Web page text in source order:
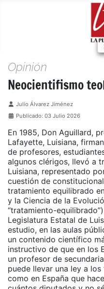
Opinión
Neocientifismo
Detalles
Julio Álvarez Jiménez
Publicado: 03 Julio 2026
En 1985, Don Aguillard,
Lafayette, Luisiana,
de profesores,
algunos clérigos, llevó a
Luisiana, representado
cuestión de
tratamiento equilibrado
y la Ciencia de la
“tratamiento-
Legislatura Estatal de
estudio, en las aulas
un contenido científico
instructivo de que en los
un profesor de
puede llevar una ley a
como en España que